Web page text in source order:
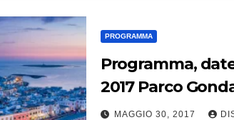
PROGRAMMA
Programma,
2017 Parco
MAGGIO 30, 2017